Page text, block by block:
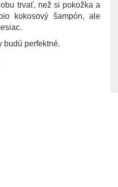
trvať, než si pokožka a
kokosový šampón, ale
budú perfektné.